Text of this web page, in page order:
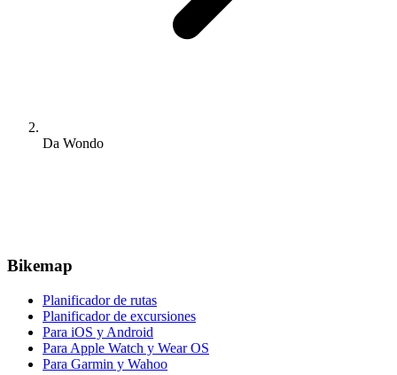
Da Wondo
Bikemap
Planificador de rutas
Planificador de excursiones
Para iOS y Android
Para Apple Watch y Wear OS
Para Garmin y Wahoo